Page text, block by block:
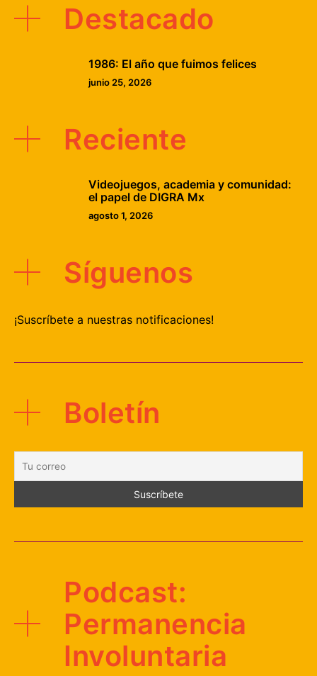
Destacado
1986: El año que fuimos felices
junio 25, 2026
Reciente
Videojuegos, academia y comunidad:
el papel de DIGRA Mx
agosto 1, 2026
Síguenos
¡Suscríbete a nuestras notificaciones!
Boletín
Podcast:
Permanencia
Involuntaria